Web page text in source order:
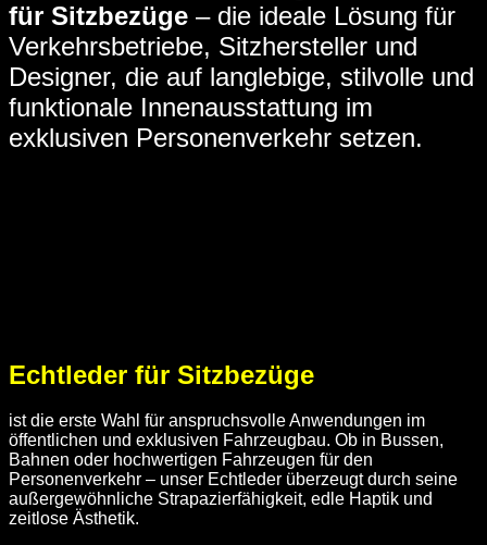
für Sitzbezüge – die ideale Lösung für
Verkehrsbetriebe, Sitzhersteller und
Designer, die auf langlebige, stilvolle und
funktionale Innenausstattung im
exklusiven Personenverkehr setzen.
Echtleder für Sitzbezüge
ist die erste Wahl für anspruchsvolle Anwendungen im
öffentlichen und exklusiven Fahrzeugbau. Ob in Bussen,
Bahnen oder hochwertigen Fahrzeugen für den
Personenverkehr – unser Echtleder überzeugt durch seine
außergewöhnliche Strapazierfähigkeit, edle Haptik und
zeitlose Ästhetik.